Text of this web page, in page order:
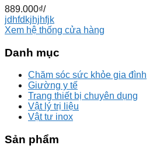
889.000₫/
jdhfdkjhjhfjk
Xem hệ thống cửa hàng
Danh mục
Chăm sóc sức khỏe gia đình
Giường y tế
Trang thiết bị chuyên dụng
Vật lý trị liệu
Vật tư inox
Sản phẩm